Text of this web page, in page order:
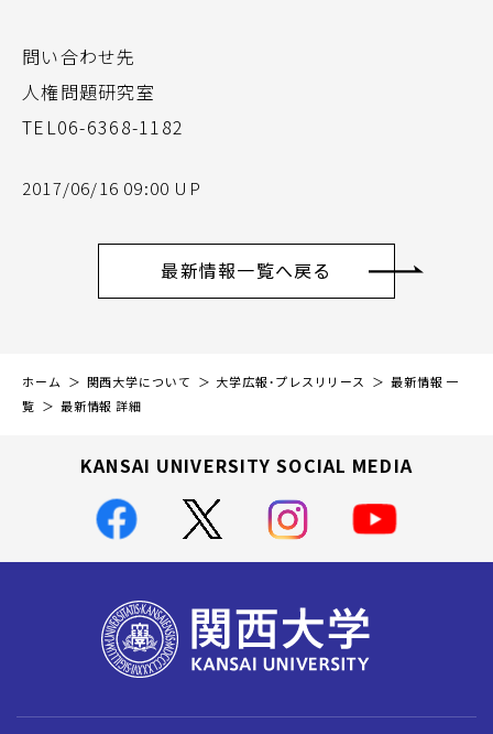
問い合わせ先
人権問題研究室
TEL06-6368-1182
2017/06/16 09:00 UP
最新情報一覧へ戻る
ホーム 関西大学について 大学広報・プレスリリース
最新情報 一
覧
最新情報 詳細
KANSAI UNIVERSITY SOCIAL MEDIA